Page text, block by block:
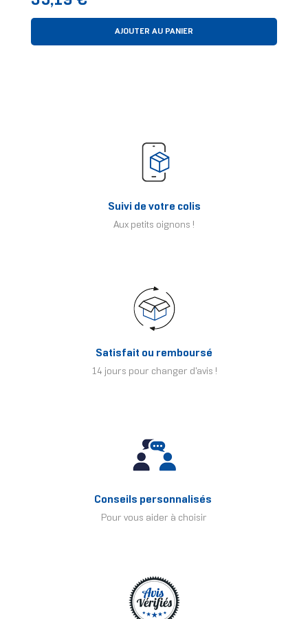
AJOUTER AU PANIER
Suivi de votre colis
Aux petits oignons !
Satisfait ou remboursé
14 jours pour changer d'avis !
Conseils personnalisés
Pour vous aider à choisir